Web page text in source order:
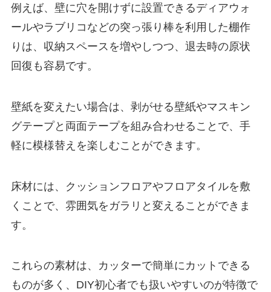
例えば、壁に穴を開けずに設置できるディアウォ
ールやラブリコなどの突っ張り棒を利用した棚作
りは、収納スペースを増やしつつ、退去時の原状
回復も容易です。
壁紙を変えたい場合は、剥がせる壁紙やマスキン
グテープと両面テープを組み合わせることで、手
軽に模様替えを楽しむことができます。
床材には、クッションフロアやフロアタイルを敷
くことで、雰囲気をガラリと変えることができま
す。
これらの素材は、カッターで簡単にカットできる
ものが多く、DIY初心者でも扱いやすいのが特徴で